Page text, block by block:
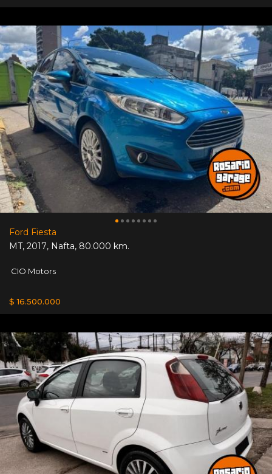
Ford Fiesta
MT, 2017, Nafta, 80.000 km.
CIO Motors
$ 16.500.000